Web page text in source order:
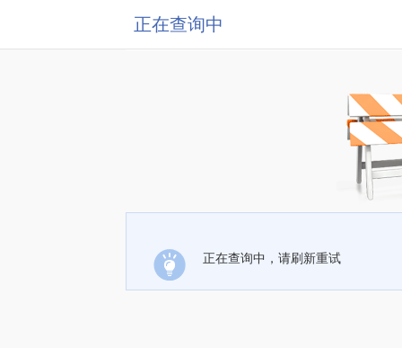
正在查询中
正在查询中，请刷新重试